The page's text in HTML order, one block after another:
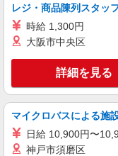
介護
キープ
派遣社員
株式会社kotrio /●KM-H-
いつ
レジ・商品陳列スタッ
時給 1,300円
大阪市中央区
詳細を見る
マイクロバスによる施
日給 10,900円〜
神戸市須磨区